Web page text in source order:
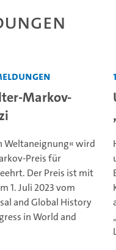
Markov-
Weltaneignung« wird
Preis für
Der Preis ist mit
1. Juli 2023 vom
and Global History
in World and